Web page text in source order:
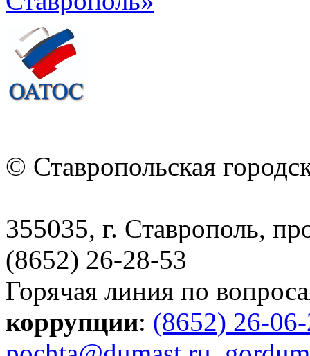
© Ставропольская
355035, г. Ставрополь,
(8652) 26-28-53
Горячая линия по
коррупции: (8652) 26-